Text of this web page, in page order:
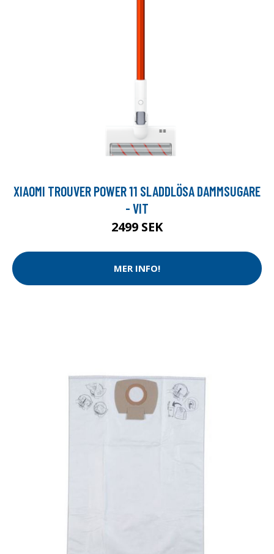
XIAOMI TROUVER POWER 11 SLADDLÖSA DAMMSUGARE
- VIT
2499 SEK
MER INFO!